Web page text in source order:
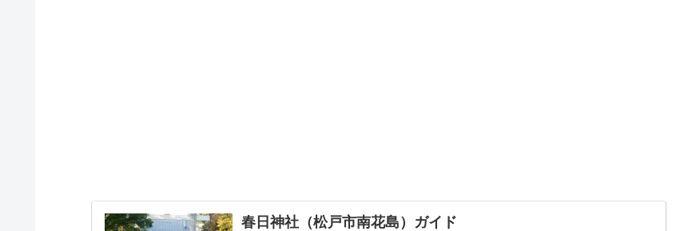
春日神社（松戸市南花島）ガイド